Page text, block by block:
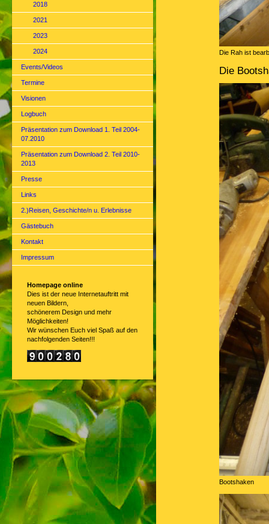
2018
2021
2023
2024
Events/Videos
Termine
Visionen
Logbuch
Präsentation zum Download 1. Teil 2004-
07.2010
Präsentation zum Download 2. Teil 2010-
2013
Presse
Links
2.)Reisen, Geschichte/n u. Erlebnisse
Gästebuch
Kontakt
Impressum
Homepage online
Dies ist der neue Internetauftritt mit
neuen Bildern,
schönerem Design und mehr
Möglichkeiten!
Wir wünschen Euch viel Spaß auf den
nachfolgenden Seiten!!!
Die Rah ist
Die
Bootshaken